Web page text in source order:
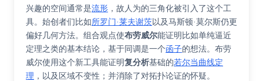
兴趣的空间通常是流形 ，故人为的三角化被引入了这个工
具。始创者们比如所罗门·莱夫谢茨以及马斯顿·莫尔斯仍更
偏好几何方法。组合观点使布劳威尔能证明比如单纯逼近
定理之类的基本结论，基于同调是一个函子的想法。布劳
威尔使用这个新工具能证明复分析基础的若尔当曲线定
理 ，以及 区域不变性 ；并消除了对拓扑论证的怀疑。